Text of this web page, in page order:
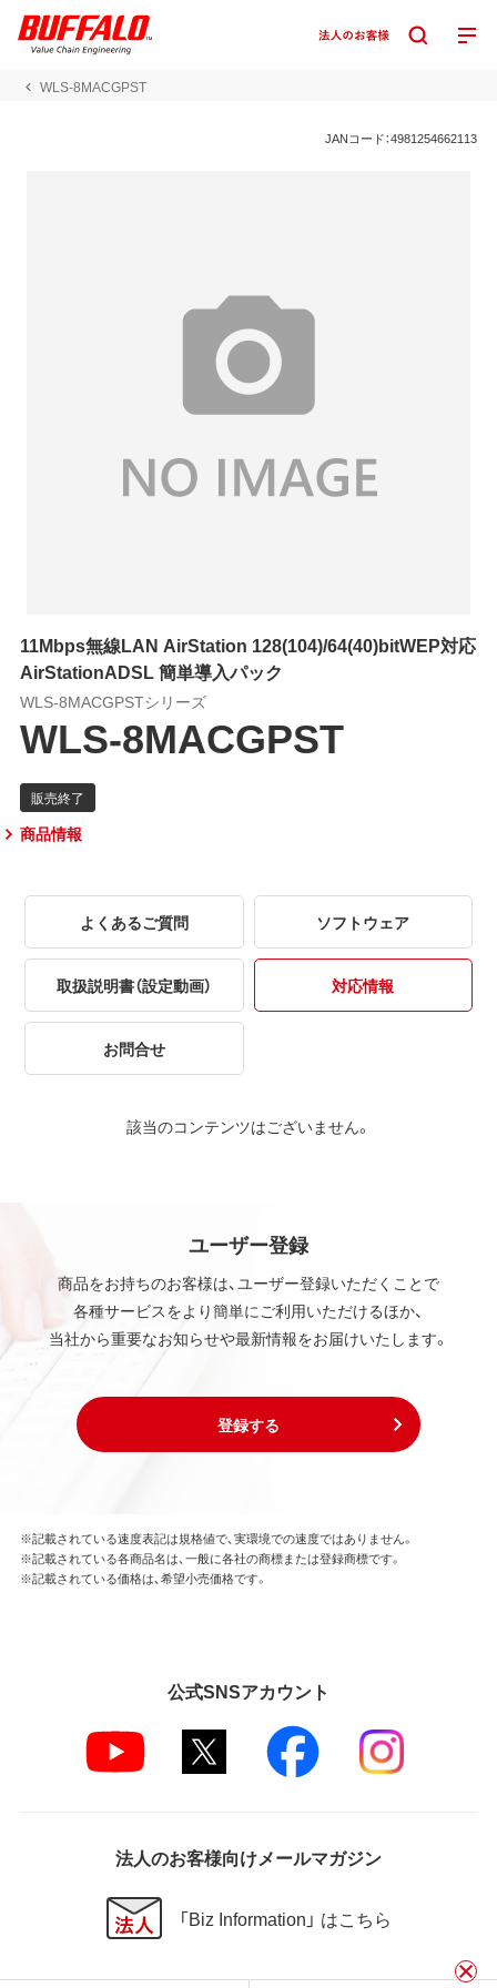
WLS-8MACGPST
JANコード：4981254662113
11Mbps無線LAN AirStation 128(104)/64(40)bitWEP対応
AirStationADSL 簡単導入パック
WLS-8MACGPSTシリーズ
WLS-8MACGPST
商品情報
よくあるご質問 ソフトウェア
取扱説明書（設定動画） 対応情報
お問合せ
該当のコンテンツはございません。
ユーザー登録
商品をお持ちのお客様は、ユーザー登録いただくことで
各種サービスをより簡単にご利用いただけるほか、
当社から重要なお知らせや最新情報をお届けいたします。
登録する
※記載されている速度表記は規格値で、実環境での速度ではありません。
※記載されている各商品名は、一般に各社の商標または登録商標です。
※記載されている価格は、希望小売価格です。
公式SNSアカウント
法人のお客様向けメールマガジン
「Biz Information」 はこちら